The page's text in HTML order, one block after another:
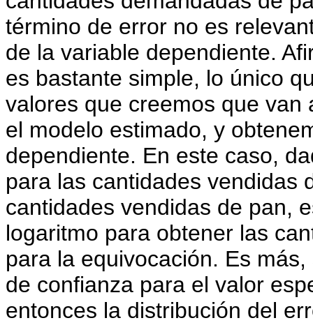
término de error no es
de la variable dependiente.
es bastante simple, lo único
valores que creemos que
el modelo estimado, y
dependiente. En este caso,
para las cantidades vendidas
cantidades vendidas de pan,
logaritmo para obtener las
para la equivocación. Es
de confianza para el valor
entonces la distribución del